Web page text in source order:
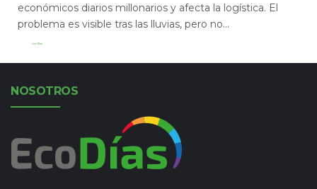
económicos diarios millonarios y afecta la logística. El
problema es visible tras las lluvias, pero no...
Leer Más
NOSOTROS